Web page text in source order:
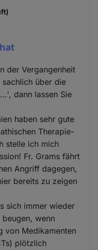
der Vergangenheit
sachlich über die
dann lassen Sie
haben sehr gute
Therapie-
stelle ich mich
Fr. Grams fährt
Angriff dagegen,
bereits zu zeigen
sich immer wieder
wenn
von Medikamenten
plötzlich